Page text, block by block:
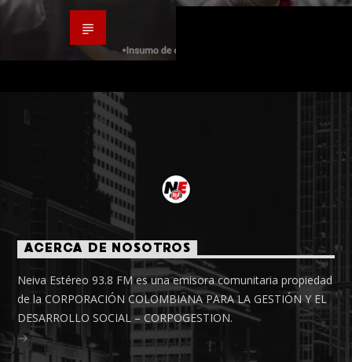
ACERCA DE NOSOTROS
Neiva Estéreo 93.8 FM es una emisora comunitaria propiedad
de la CORPORACIÓN COLOMBIANA PARA LA GESTIÓN Y EL
DESARROLLO SOCIAL – CORPOGESTION.